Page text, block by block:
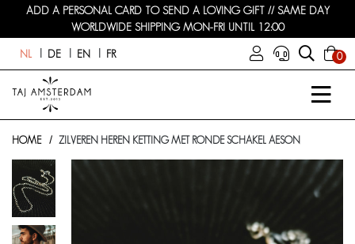
ADD A PERSONAL CARD TO SEND A LOVING GIFT // SAME DAY
WORLDWIDE SHIPPING MON-FRI UNTIL 12:00
NL DE EN FR 0
HOME ZILVEREN HEREN KETTING MET RONDE SCHAKEL AESON